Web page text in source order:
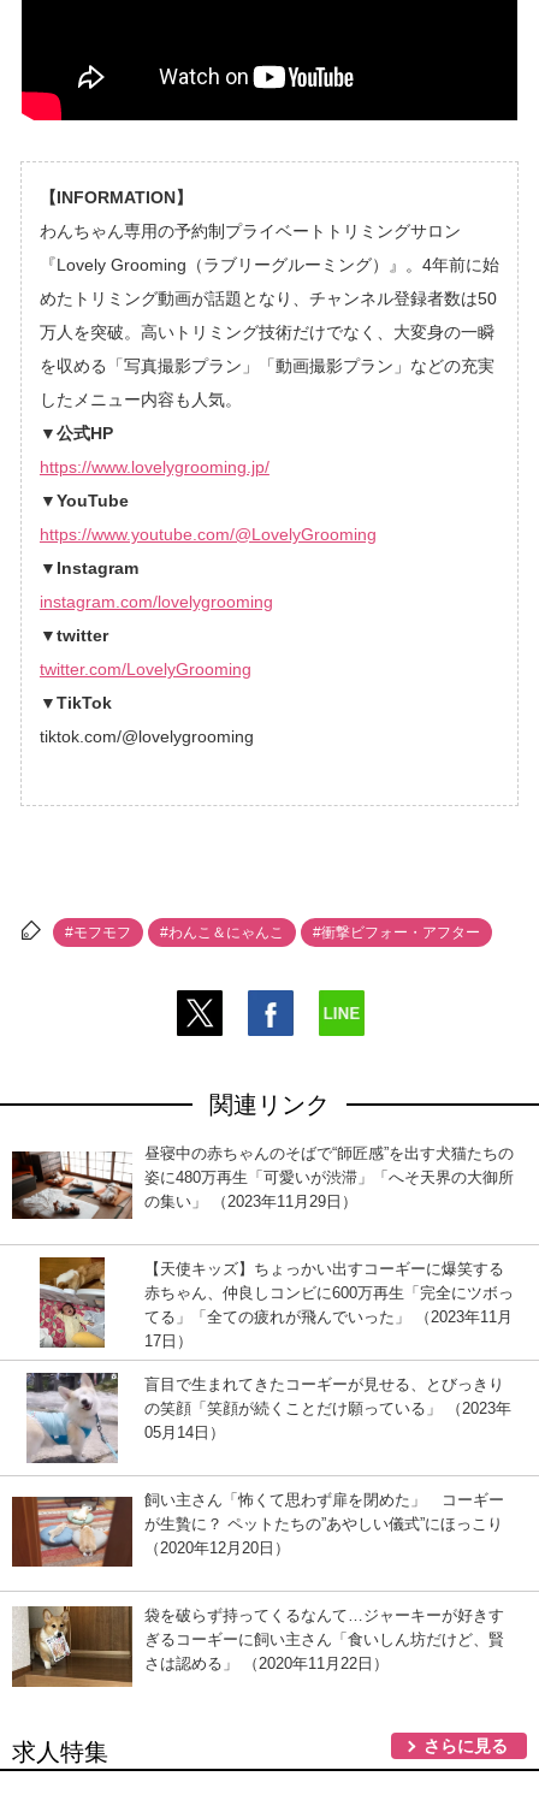
【INFORMATION】
わんちゃん専用の予約制プライベートトリミングサロン
『Lovely Grooming（ラブリーグルーミング）』。4年前に始
めたトリミング動画が話題となり、チャンネル登録者数は50
万人を突破。高いトリミング技術だけでなく、大変身の一瞬
を収める「写真撮影プラン」「動画撮影プラン」などの充実
したメニュー内容も人気。
▼公式HP
https://www.lovelygrooming.jp/
▼YouTube
https://www.youtube.com/@LovelyGrooming
▼Instagram
instagram.com/lovelygrooming
▼twitter
twitter.com/LovelyGrooming
▼TikTok
tiktok.com/@lovelygrooming
#モフモフ #わんこ＆にゃんこ #衝撃ビフォー・アフター
関連リンク
昼寝中の赤ちゃんのそばで“師匠感”を出す犬猫たちの
姿に480万再生「可愛いが渋滞」「へそ天界の大御所
の集い」 （2023年11月29日）
【天使キッズ】ちょっかい出すコーギーに爆笑する
赤ちゃん、仲良しコンビに600万再生「完全にツボっ
てる」「全ての疲れが飛んでいった」 （2023年11月
17日）
盲目で生まれてきたコーギーが見せる、とびっきり
の笑顔「笑顔が続くことだけ願っている」 （2023年
05月14日）
飼い主さん「怖くて思わず扉を閉めた」 コーギー
が生贄に？ ペットたちの”あやしい儀式”にほっこり
（2020年12月20日）
袋を破らず持ってくるなんて…ジャーキーが好きす
ぎるコーギーに飼い主さん「食いしん坊だけど、賢
さは認める」 （2020年11月22日）
求人特集 さらに見る